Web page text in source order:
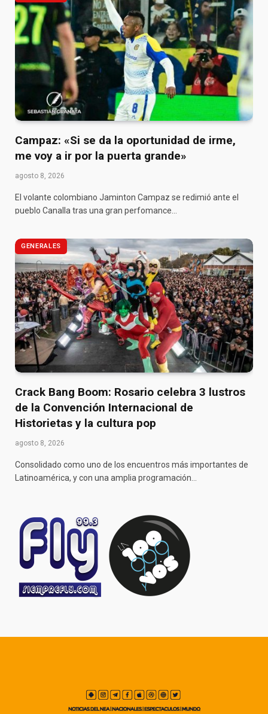
Campaz: «Si se da la oportunidad de irme,
me voy a ir por la puerta grande»
agosto 8, 2026
El volante colombiano Jaminton Campaz se redimió ante el
pueblo Canalla tras una gran perfomance…
GENERALES
Crack Bang Boom: Rosario celebra 3 lustros
de la Convención Internacional de
Historietas y la cultura pop
agosto 8, 2026
Consolidado como uno de los encuentros más importantes de
Latinoamérica, y con una amplia programación…